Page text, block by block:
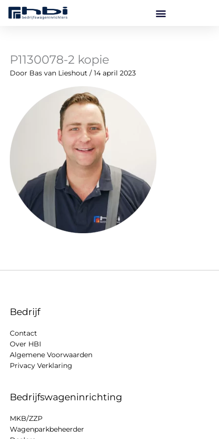
P1130078-2 kopie
Door Bas van Lieshout / 14 april 2023
Bedrijf
Contact
Over HBI
Algemene Voorwaarden
Privacy Verklaring
Bedrijfswageninrichting
MKB/ZZP
Wagenparkbeheerder